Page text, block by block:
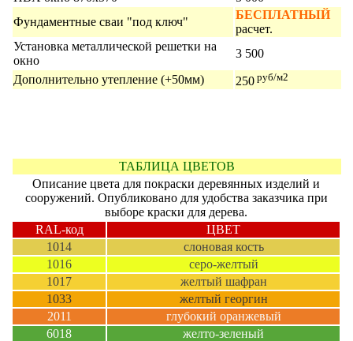
Фундаментные сваи "под ключ"
БЕСПЛАТНЫЙ
расчет.
Установка металлической решетки на
окно
3 500
Дополнительно утепление (+50мм)
250 руб/м2
ТАБЛИЦА ЦВЕТОВ
Описание цвета для покраски деревянных изделий и
сооружений. Опубликовано для удобства заказчика при
выборе краски для дерева.
RAL-код
ЦВЕТ
1014
слоновая кость
1016
серо-желтый
1017
желтый шафран
1033
желтый георгин
2011
глубокий оранжевый
6018
желто-зеленый